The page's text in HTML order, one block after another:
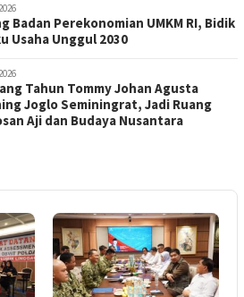
Badan Perekonomian UMKM RI, Bidik
Usaha Unggul 2030
Tahun Tommy Johan Agusta
Joglo Seminingrat, Jadi Ruang
Aji dan Budaya Nusantara